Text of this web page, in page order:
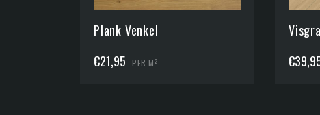
Plank Venkel
€21,95 PER M2
€